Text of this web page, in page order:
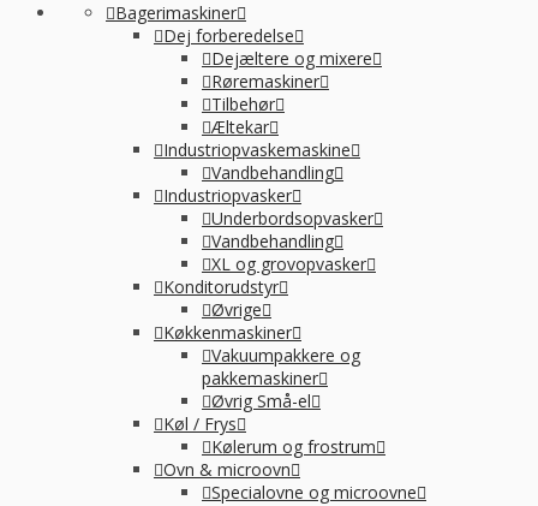
Bagerimaskiner
Dej forberedelse
Dejæltere og mixere
Røremaskiner
Tilbehør
Æltekar
Industriopvaskemaskine
Vandbehandling
Industriopvasker
Underbordsopvasker
Vandbehandling
XL og grovopvasker
Konditorudstyr
Øvrige
Køkkenmaskiner
Vakuumpakkere og
pakkemaskiner
Øvrig Små-el
Køl / Frys
Kølerum og frostrum
Ovn & microovn
Specialovne og microovne